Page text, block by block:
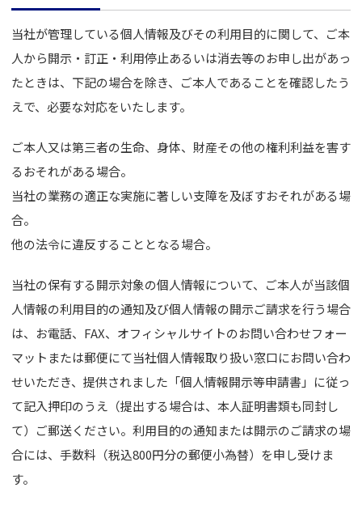
当社が管理している個人情報及びその利用目的に関して、ご本
人から開示・訂正・利用停止あるいは消去等のお申し出があっ
たときは、下記の場合を除き、ご本人であることを確認したう
えで、必要な対応をいたします。
ご本人又は第三者の生命、身体、財産その他の権利利益を害す
るおそれがある場合。
当社の業務の適正な実施に著しい支障を及ぼすおそれがある場
合。
他の法令に違反することとなる場合。
当社の保有する開示対象の個人情報について、ご本人が当該個
人情報の利用目的の通知及び個人情報の開示ご請求を行う場合
は、お電話、FAX、オフィシャルサイトのお問い合わせフォー
マットまたは郵便にて当社個人情報取り扱い窓口にお問い合わ
せいただき、提供されました「個人情報開示等申請書」に従っ
て記入押印のうえ（提出する場合は、本人証明書類も同封し
て）ご郵送ください。利用目的の通知または開示のご請求の場
合には、手数料（税込800円分の郵便小為替）を申し受けま
す。